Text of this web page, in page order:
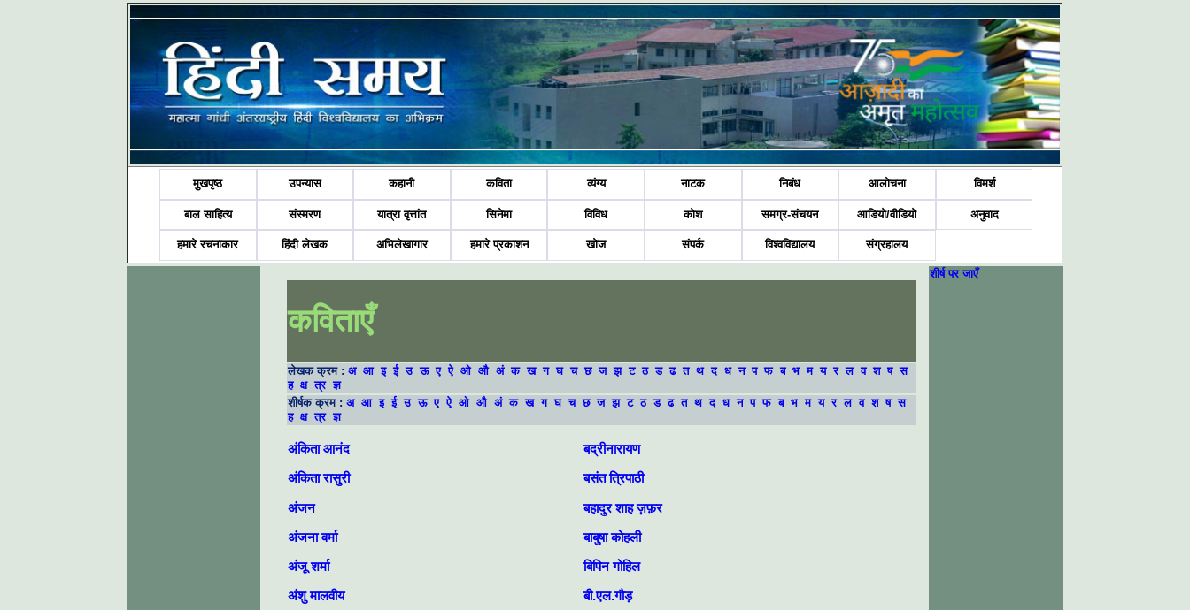
मुखपृष्ठ उपन्यास कहानी कविता व्यंग्य नाटक निबंध आलोचना विमर्श
बाल साहित्य संस्मरण यात्रा वृत्तांत सिनेमा विविध कोश समग्र-संचयन आडियो/वीडियो अनुवाद
हमारे रचनाकार हिंदी लेखक अभिलेखागार हमारे प्रकाशन खोज संपर्क विश्वविद्यालय संग्रहालय
कविताएँ
लेखक क्रम : अ आ इ ई उ ऊ ए ऐ ओ औ अं क ख ग घ च छ ज झ ट ठ ड ढ त थ द ध न प फ ब भ म य र ल व श ष स
ह क्ष त्र ज्ञ
शीर्षक क्रम : अ आ इ ई उ ऊ ए ऐ ओ औ अं क ख ग घ च छ ज झ ट ठ ड ढ त थ द ध न प फ ब भ म य र ल व श ष स
ह क्ष त्र ज्ञ
अंकिता आनंद
अंकिता रासुरी
अंजन
अंजना वर्मा
अंजू शर्मा
अंशु मालवीय
बद्रीनारायण
बसंत त्रिपाठी
बहादुर शाह ज़फ़र
बाबुषा कोहली
बिपिन गोहिल
बी.एल.गौड़
शीर्ष पर जाएँ